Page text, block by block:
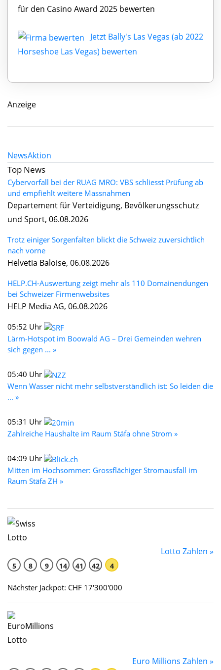
für den Casino Award 2025 bewerten
Jetzt Bally's Las Vegas (ab 2022
Horseshoe Las Vegas) bewerten
Anzeige
NewsAktion
Top News
Cybervorfall bei der RUAG MRO: VBS schliesst Prüfung ab
und empfiehlt weitere Massnahmen
Departement für Verteidigung, Bevölkerungsschutz
und Sport, 06.08.2026
Trotz einiger Sorgenfalten blickt die Schweiz zuversichtlich
nach vorne
Helvetia Baloise, 06.08.2026
HELP.CH-Auswertung zeigt mehr als 110 Domainendungen
bei Schweizer Firmenwebsites
HELP Media AG, 06.08.2026
05:52 Uhr
Lärm-Hotspot im Boowald AG – Drei Gemeinden wehren
sich gegen ... »
05:40 Uhr
Wenn Wasser nicht mehr selbstverständlich ist: So leiden die
... »
05:31 Uhr
Zahlreiche Haushalte im Raum Stäfa ohne Strom »
04:09 Uhr
Mitten im Hochsommer: Grossflächiger Stromausfall im
Raum Stäfa ZH »
Lotto Zahlen »
5 8 9 14 41 42 4
Nächster Jackpot: CHF 17'300'000
Euro Millions Zahlen »